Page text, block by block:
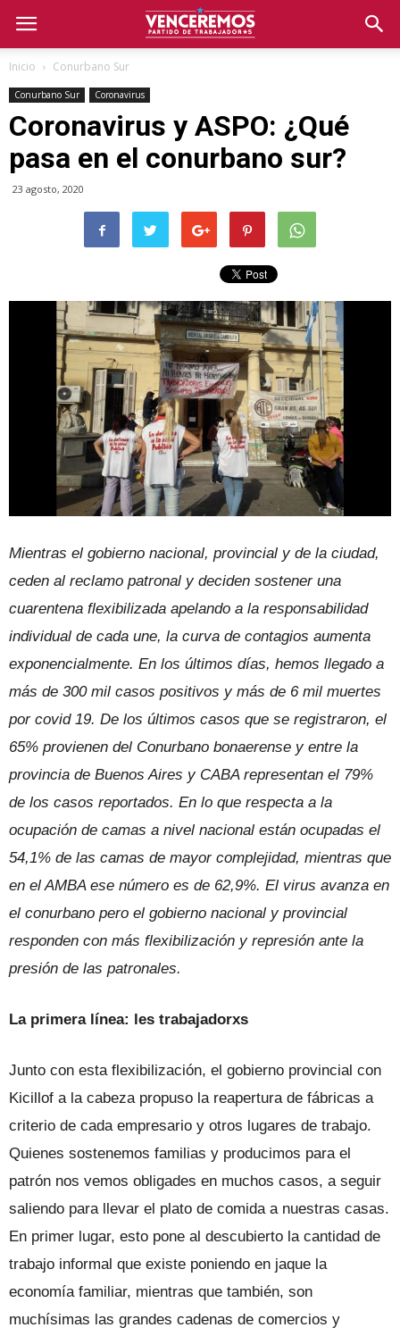
Inicio Conurbano Sur
Conurbano Sur Coronavirus
Coronavirus y ASPO: ¿Qué
pasa en el conurbano sur?
23 agosto, 2020
Mientras el gobierno nacional, provincial y de la ciudad,
ceden al reclamo patronal y deciden sostener una
cuarentena flexibilizada apelando a la responsabilidad
individual de cada une, la curva de contagios aumenta
exponencialmente. En los últimos días, hemos llegado a
más de 300 mil casos positivos y más de 6 mil muertes
por covid 19. De los últimos casos que se registraron, el
65% provienen del Conurbano bonaerense y entre la
provincia de Buenos Aires y CABA representan el 79%
de los casos reportados. En lo que respecta a la
ocupación de camas a nivel nacional están ocupadas el
54,1% de las camas de mayor complejidad, mientras que
en el AMBA ese número es de 62,9%. El virus avanza en
el conurbano pero el gobierno nacional y provincial
responden con más flexibilización y represión ante la
presión de las patronales.
La primera línea: les trabajadorxs
Junto con esta flexibilización, el gobierno provincial con
Kicillof a la cabeza propuso la reapertura de fábricas a
criterio de cada empresario y otros lugares de trabajo.
Quienes sostenemos familias y producimos para el
patrón nos vemos obligades en muchos casos, a seguir
saliendo para llevar el plato de comida a nuestras casas.
En primer lugar, esto pone al descubierto la cantidad de
trabajo informal que existe poniendo en jaque la
economía familiar, mientras que también, son
muchísimas las grandes cadenas de comercios y